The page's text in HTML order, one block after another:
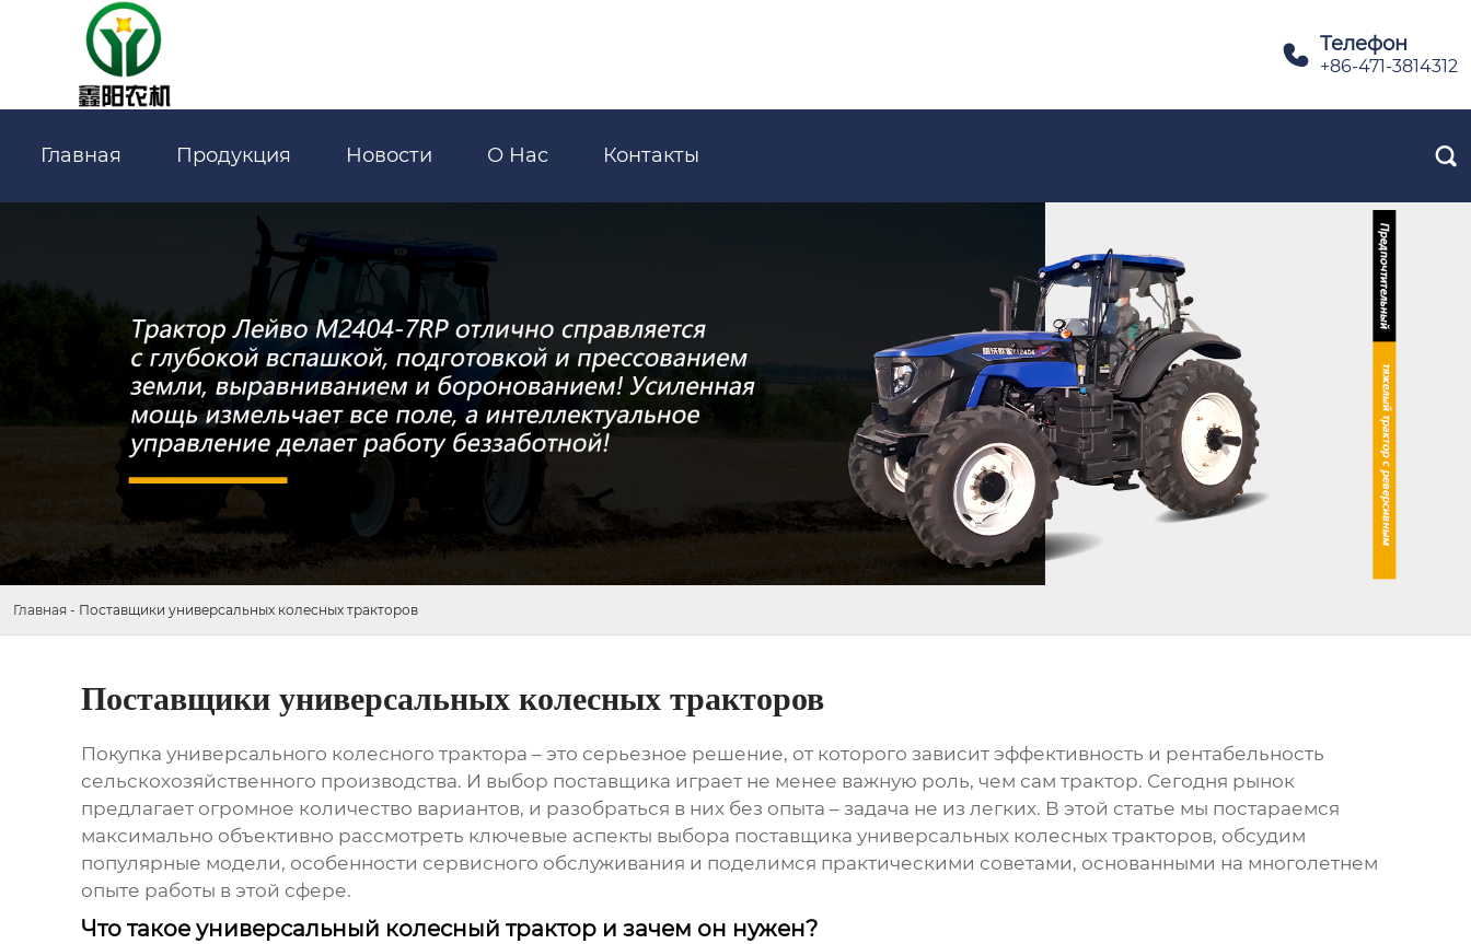
 Телефон
+86-471-3814312
Главная Продукция Новости О Нас Контакты 
Главная - Поставщики универсальных колесных тракторов
Поставщики универсальных колесных тракторов
Покупка универсального колесного трактора – это серьезное решение, от которого зависит эффективность и рентабельность
сельскохозяйственного производства. И выбор поставщика играет не менее важную роль, чем сам трактор. Сегодня рынок
предлагает огромное количество вариантов, и разобраться в них без опыта – задача не из легких. В этой статье мы постараемся
максимально объективно рассмотреть ключевые аспекты выбора поставщика универсальных колесных тракторов, обсудим
популярные модели, особенности сервисного обслуживания и поделимся практическими советами, основанными на многолетнем
опыте работы в этой сфере.
Что такое универсальный колесный трактор и зачем он нужен?